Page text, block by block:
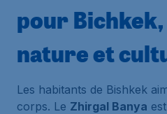
pour
nature et
Les habitants de Bishkek
corps. Le Zhirgal Banya